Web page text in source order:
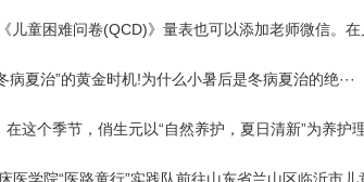
童困难问卷(QCD)》量表也可以添加老师微信。在
夏治”的黄金时机!为什么小暑后是冬病夏治的绝···
个季节，俏生元以“自然养护，夏日清新”为养护理